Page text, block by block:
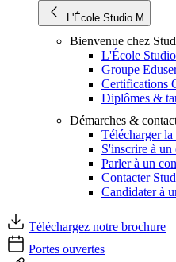
L'École Studio M
Bienvenue chez
L'École
Groupe
Certifications
Diplômes &
Démarches &
Télécharger
S'inscrire à un
Parler à un
Contacter
Candidater à
Téléchargez notre brochure
Portes ouvertes